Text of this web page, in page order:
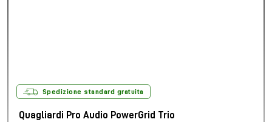
Spedizione standard gratuita
Quagliardi Pro Audio PowerGrid Trio